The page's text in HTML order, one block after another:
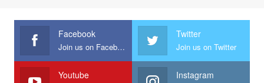
Facebook
Join us on Facebook
Twitter
Join us on Twitter
Youtube Instagram